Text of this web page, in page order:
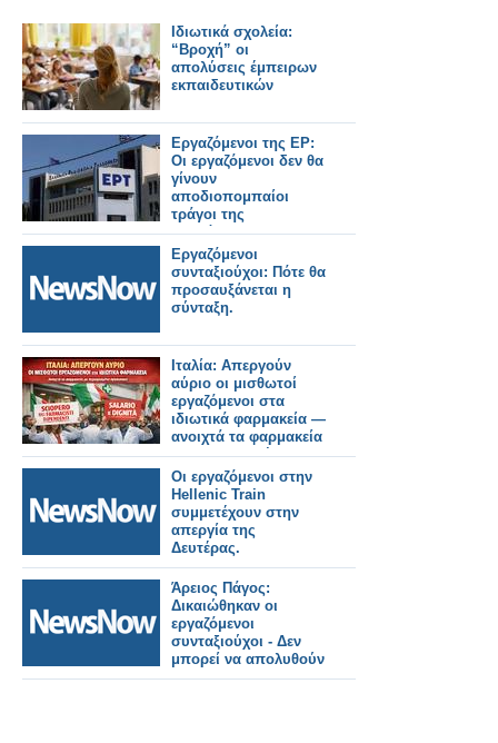
Ιδιωτικά σχολεία:
“Βροχή” οι
απολύσεις έμπειρων
εκπαιδευτικών
Εργαζόμενοι της ΕΡ:
Οι εργαζόμενοι δεν θα
γίνουν
αποδιοπομπαίοι
τράγοι της
τοξικότητας στους
τελικούς της GBL
Εργαζόμενοι
συνταξιούχοι: Πότε θα
προσαυξάνεται η
σύνταξη.
Ιταλία: Απεργούν
αύριο οι μισθωτοί
εργαζόμενοι στα
ιδιωτικά φαρμακεία —
ανοιχτά τα φαρμακεία
με περιορισμένο
προσωπικό
Οι εργαζόμενοι στην
Hellenic Train
συμμετέχουν στην
απεργία της
Δευτέρας.
Άρειος Πάγος:
Δικαιώθηκαν οι
εργαζόμενοι
συνταξιούχοι - Δεν
μπορεί να απολυθούν
και να